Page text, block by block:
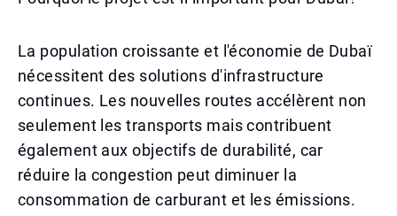
La population croissante et l'économie de Dubaï
nécessitent des solutions d'infrastructure
continues. Les nouvelles routes accélèrent non
seulement les transports mais contribuent
également aux objectifs de durabilité, car
réduire la congestion peut diminuer la
consommation de carburant et les émissions.